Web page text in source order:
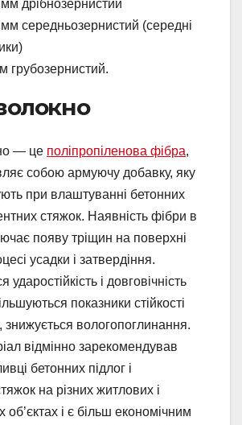
дрібнозернистий
середньозернистий (середні
грубозернистий.
— це поліпропіленова фібра,
собою армуючу добавку, яку
при влаштуванні бетонних
стяжок. Наявність фібри в
появу тріщин на поверхні
усадки і затвердіння.
ударостійкість і довговічність
показники стійкості
знижується вологопоглинання.
відмінно зарекомендував
бетонних підлог і
на різних житлових і
і є більш економічним